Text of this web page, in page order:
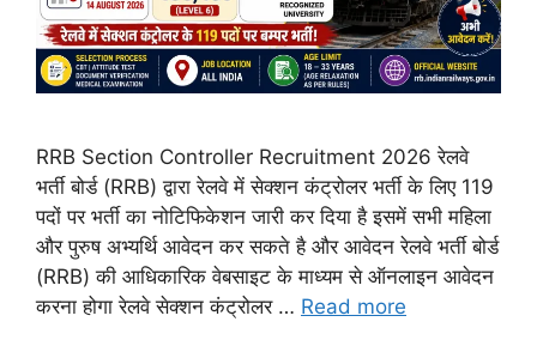
RRB Section Controller Recruitment 2026 रेलवे
भर्ती बोर्ड (RRB) द्वारा रेलवे में सेक्शन कंट्रोलर भर्ती के लिए 119
पदों पर भर्ती का नोटिफिकेशन जारी कर दिया है इसमें सभी महिला
और पुरुष अभ्यर्थि आवेदन कर सकते है और आवेदन रेलवे भर्ती बोर्ड
(RRB) की आधिकारिक वेबसाइट के माध्यम से ऑनलाइन आवेदन
करना होगा रेलवे सेक्शन कंट्रोलर … Read more